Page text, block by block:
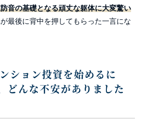
音の基礎となる頑丈な躯体に大変驚い
最後に背中を押してもらった一言にな
ション投資を始めるに
どんな不安がありました